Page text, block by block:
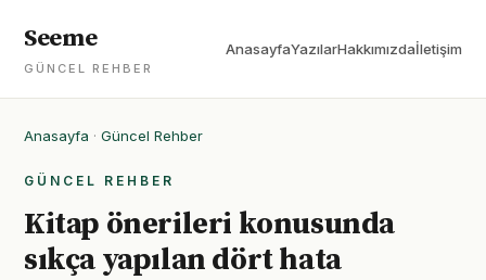
Seeme
GÜNCEL REHBER
AnasayfaYazılarHakkımızdaİletişim
Anasayfa · Güncel Rehber
GÜNCEL REHBER
Kitap önerileri konusunda
sıkça yapılan dört hata